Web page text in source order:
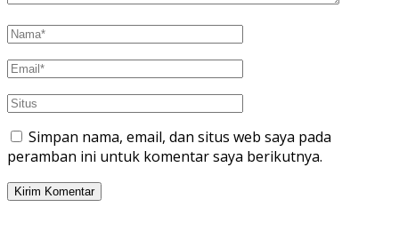
Simpan nama, email, dan situs web saya pada
peramban ini untuk komentar saya berikutnya.